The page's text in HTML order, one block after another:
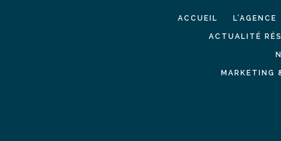
ACCUEIL L’AGENCE
ACTUALITÉ
MARKETING